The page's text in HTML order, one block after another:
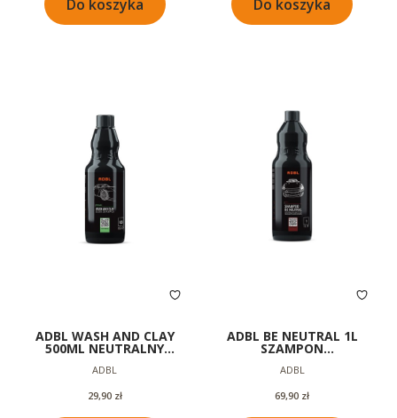
Do koszyka Do koszyka
ADBL WASH AND CLAY
500ML NEUTRALNY
AUTA GLINKOWANIE
Producent
ADBL
Cena
29,90 zł
ADBL BE NEUTRAL 1L
SZAMPON
NEUTRALNYM PH DO
Producent
ADBL
Cena
69,90 zł